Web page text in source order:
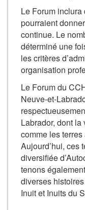
Le Forum
pourraient
continue. Le
déterminé une
les critères
organisation
Le Forum du
Neuve-et-
Labrador, dont la
comme les
Aujourd’hui, ces
diversifiée
tenons
diverses
Inuit et Inuits du